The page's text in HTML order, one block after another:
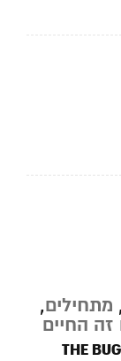
מתחילים,
זה החיים
THE